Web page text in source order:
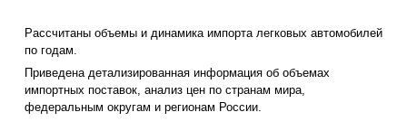
Рассчитаны объемы и динамика импорта легковых автомобилей
по годам.
Приведена детализированная информация об объемах
импортных поставок, анализ цен по странам мира,
федеральным округам и регионам России.